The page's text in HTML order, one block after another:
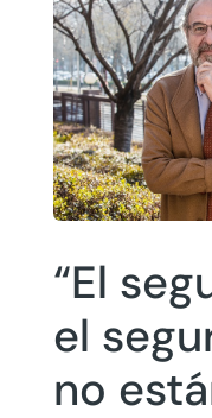
“El
el
no